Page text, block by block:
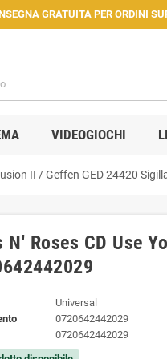
GRATUITA PER ORDINI
VIDEOGIOCHI
II / Geffen GED 24420
N' Roses CD Use
Universal
0720642442029
0720642442029